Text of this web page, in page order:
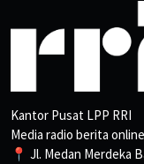
Kantor Pusat LPP RRI
Media radio berita
📍 Jl. Medan Merdeka